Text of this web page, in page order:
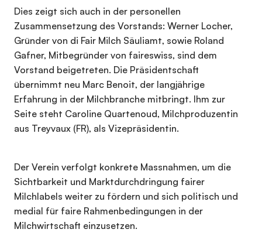
Dies zeigt sich auch in der personellen
Zusammensetzung des Vorstands: Werner Locher,
Gründer von di Fair Milch Säuliamt, sowie Roland
Gafner, Mitbegründer von faireswiss, sind dem
Vorstand beigetreten. Die Präsidentschaft
übernimmt neu Marc Benoit, der langjährige
Erfahrung in der Milchbranche mitbringt. Ihm zur
Seite steht Caroline Quartenoud, Milchproduzentin
aus Treyvaux (FR), als Vizepräsidentin.
Der Verein verfolgt konkrete Massnahmen, um die
Sichtbarkeit und Marktdurchdringung fairer
Milchlabels weiter zu fördern und sich politisch und
medial für faire Rahmenbedingungen in der
Milchwirtschaft einzusetzen.